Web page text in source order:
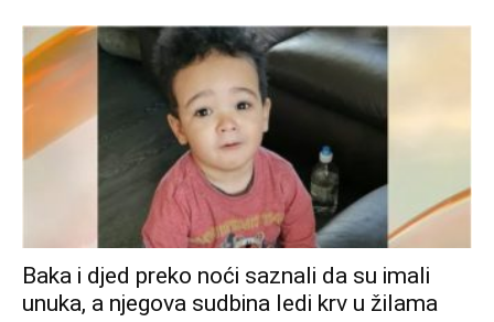
Baka i djed preko noći saznali da su imali
unuka, a njegova sudbina ledi krv u žilama